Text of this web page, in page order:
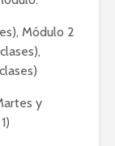
Módulo 2
y